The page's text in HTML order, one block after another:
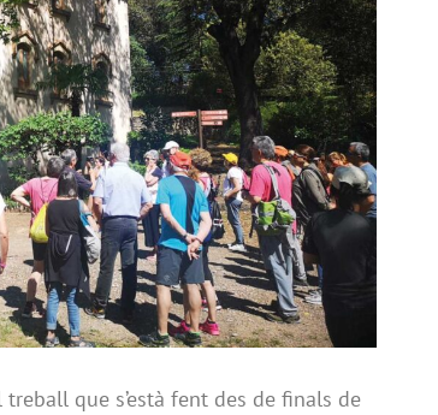
treball que s’està fent des de finals de